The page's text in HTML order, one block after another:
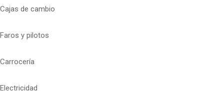
Cajas de cambio
Faros y pilotos
Carrocería
Electricidad